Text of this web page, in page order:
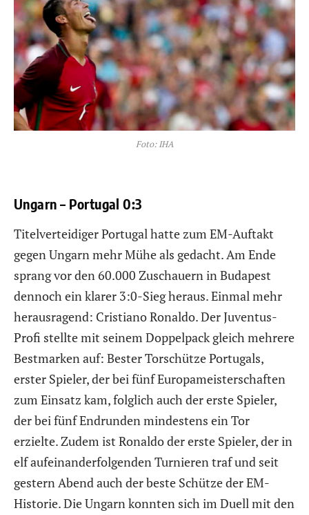
Foto: IHA
Ungarn – Portugal 0:3
Titelverteidiger Portugal hatte zum EM-Auftakt
gegen Ungarn mehr Mühe als gedacht. Am Ende
sprang vor den 60.000 Zuschauern in Budapest
dennoch ein klarer 3:0-Sieg heraus. Einmal mehr
herausragend: Cristiano Ronaldo. Der Juventus-
Profi stellte mit seinem Doppelpack gleich mehrere
Bestmarken auf: Bester Torschütze Portugals,
erster Spieler, der bei fünf Europameisterschaften
zum Einsatz kam, folglich auch der erste Spieler,
der bei fünf Endrunden mindestens ein Tor
erzielte. Zudem ist Ronaldo der erste Spieler, der in
elf aufeinanderfolgenden Turnieren traf und seit
gestern Abend auch der beste Schütze der EM-
Historie. Die Ungarn konnten sich im Duell mit den